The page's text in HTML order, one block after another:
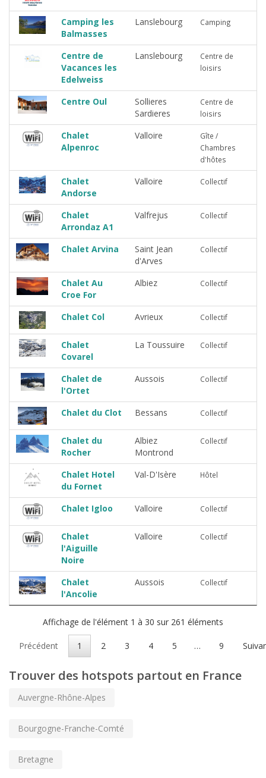
Camping les
Balmasses
Lanslebourg Camping
Centre de
Vacances les
Edelweiss
Lanslebourg
Centre de
loisirs
Centre Oul
Sollieres
Sardieres
Centre de
loisirs
Chalet
Alpenroc
Valloire
Gîte /
Chambres
d'hôtes
Chalet
Andorse
Valloire Collectif
Chalet
Arrondaz A1
Valfrejus Collectif
Chalet Arvina
Saint Jean
d'Arves
Collectif
Chalet Au
Croe For
Albiez Collectif
Chalet Col Avrieux Collectif
Chalet
Covarel
La Toussuire Collectif
Chalet de
l'Ortet
Aussois Collectif
Chalet du Clot Bessans Collectif
Chalet du
Rocher
Albiez
Montrond
Collectif
Chalet Hotel
du Fornet
Val-D'Isère Hôtel
Chalet Igloo Valloire Collectif
Chalet
l'Aiguille
Noire
Valloire Collectif
Chalet
l'Ancolie
Aussois Collectif
Affichage de l'élément 1 à 30 sur 261 éléments
Précédent 1 2 3 4 5 … 9
Trouver des hotspots partout en France
Auvergne-Rhône-Alpes
Bourgogne-Franche-Comté
Bretagne